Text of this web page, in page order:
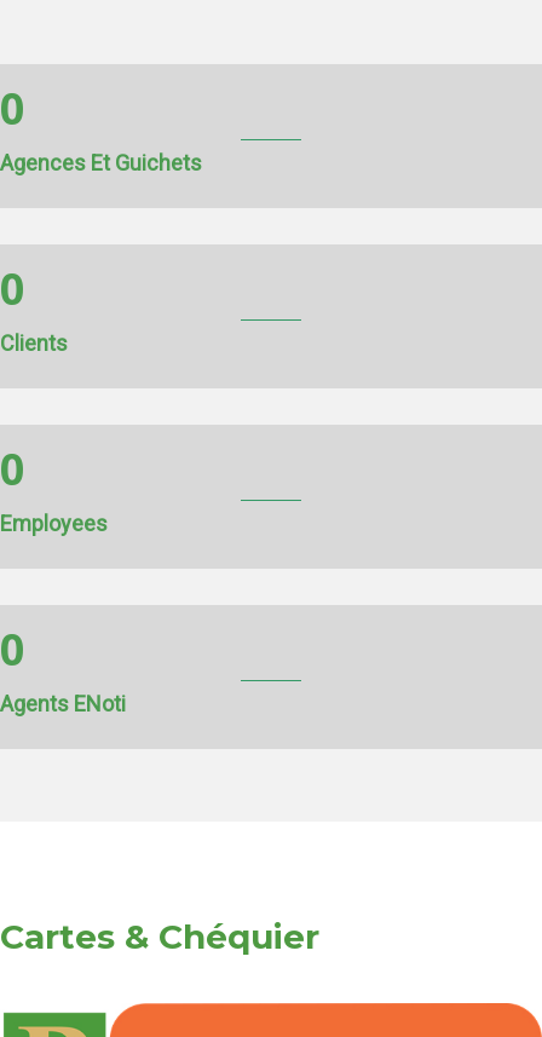
0
Agences Et Guichets
0
Clients
0
Employees
0
Agents ENoti
Cartes & Chéquier